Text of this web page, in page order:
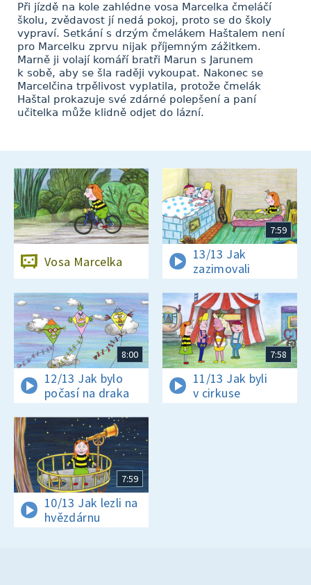
Při jízdě na kole zahlédne vosa Marcelka čmeláčí
školu, zvědavost jí nedá pokoj, proto se do školy
vypraví. Setkání s drzým čmelákem Haštalem není
pro Marcelku zprvu nijak příjemným zážitkem.
Marně ji volají komáří bratři Marun s Jarunem
k sobě, aby se šla raději vykoupat. Nakonec se
Marcelčina trpělivost vyplatila, protože čmelák
Haštal prokazuje své zdárné polepšení a paní
učitelka může klidně odjet do lázní.
Vosa Marcelka
7:59
13/13 Jak
zazimovali
8:00
12/13 Jak bylo
počasí na draka
7:58
11/13 Jak byli
v cirkuse
7:59
10/13 Jak lezli na
hvězdárnu